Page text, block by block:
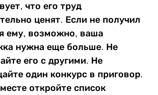
что его труд
ценят. Если не получил
ему, возможно, ваша
нужна еще больше. Не
его с другими. Не
один конкурс в приговор.
откройте список